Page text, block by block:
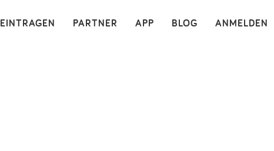
ANMELDEN
BLOG
APP
PARTNER
EINTRAGEN ×